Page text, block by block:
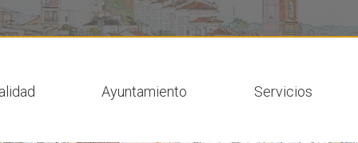
Ayuntamiento Servicios